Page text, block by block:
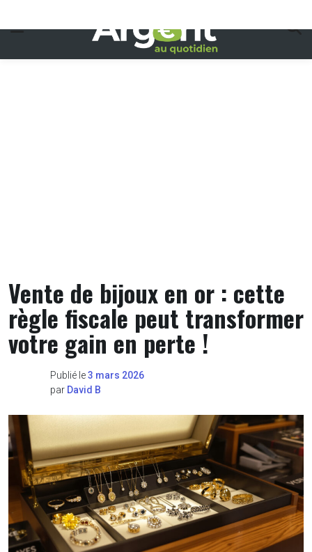
Vente de bijoux en or : cette
règle fiscale peut transformer
votre gain en perte !
Publié le3 mars 2026
par David B